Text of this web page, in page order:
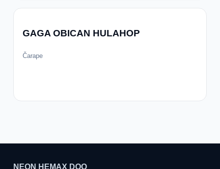
GAGA OBICAN HULAHOP
Čarape
NEON HEMAX DOO